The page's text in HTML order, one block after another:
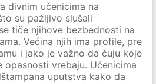
divnim učenicima na
su pažljivo slušali
tiče njihove bezbednosti na
Većina njih ima profile, pre
i jako je važno da čuju koje
opasnosti vrebaju. Učenicima
uputstva kako da